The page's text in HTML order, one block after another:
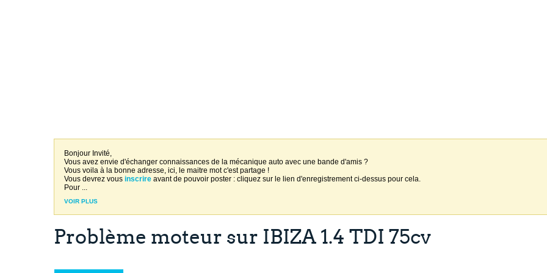
Bonjour Invité,
Vous avez envie d'échanger connaissances de la mécanique auto avec une bande d'amis ?
Vous voila à la bonne adresse, ici, le maitre mot c'est partage !
Vous devrez vous inscrire avant de pouvoir poster : cliquez sur le lien d'enregistrement ci-dessus pour cela.
Pour ...
VOIR PLUS
Problème moteur sur IBIZA 1.4 TDI 75cv